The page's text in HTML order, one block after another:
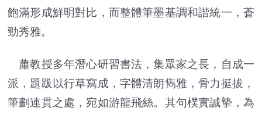
飽滿形成鮮明對比，而整體筆墨基調和諧統一，蒼
勁秀雅。
蕭教授多年潛心研習書法，集眾家之長，自成一
派，題跋以行草寫成，字體清朗雋雅，骨力挺拔，
筆劃連貫之處，宛如游龍飛絲。其句樸實誠摯，為